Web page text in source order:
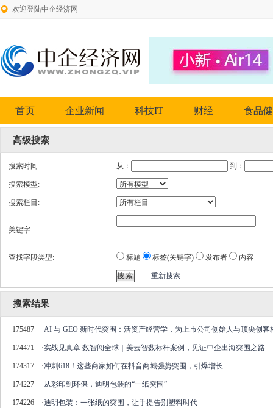
欢迎登陆中企经济网
首页 企业新闻 科技IT 财经 食品
高级搜索
搜索时间: 从： 到：
搜索模型:
搜索栏目:
关键字:
查找字段类型: 标题 标签(关键字) 发布者 内容
重新搜索
搜索结果
175487 ·AI 与 GEO 新时代突围：活资产经营学，为上市公司创始人与顶尖创客
174471 ·实战见真章 数智闯全球｜美云智数标杆案例，见证中企出海突围之路
174317 ·冲刺618！这些商家如何在抖音商城强势突围，引爆增长
174227 ·从彩印到环保，迪明包装的“一纸突围”
174226 ·迪明包装：一张纸的突围，让手提告别塑料时代